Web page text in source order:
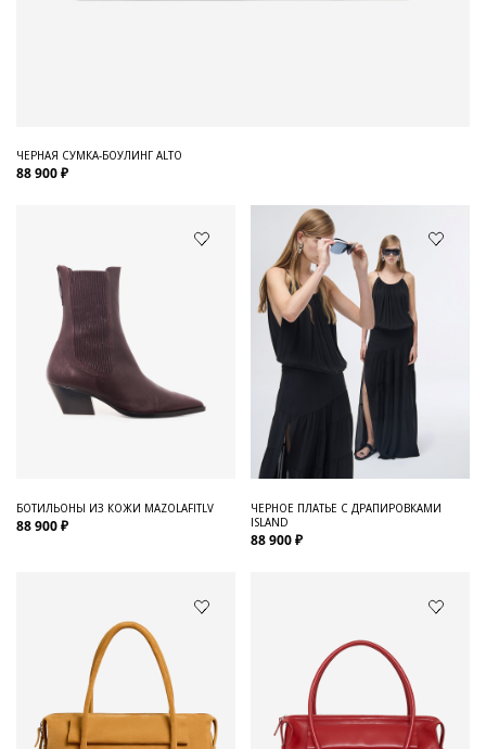
ЧЕРНАЯ СУМКА-БОУЛИНГ ALTO
88 900 ₽
БОТИЛЬОНЫ ИЗ КОЖИ MAZOLAFITLV
88 900 ₽
ЧЕРНОЕ ПЛАТЬЕ С ДРАПИРОВКАМИ
ISLAND
88 900 ₽